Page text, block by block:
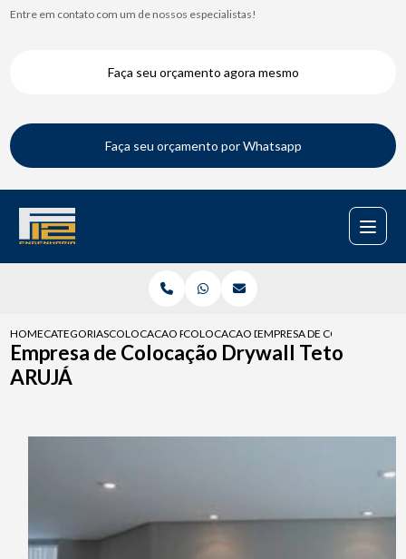
Entre em contato com um de nossos especialistas!
Faça seu orçamento agora mesmo
Faça seu orçamento por Whatsapp
HOMECATEGORIASCOLOCACAO PARA DRYWALLCOLOCACAO DE PORTA EM DRYWALL
EMPRESA DE COLOCACAO
Empresa de Colocação Drywall Teto
ARUJÁ